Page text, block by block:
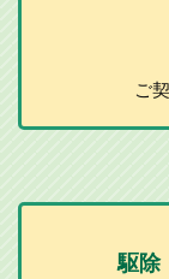
ご
駆除